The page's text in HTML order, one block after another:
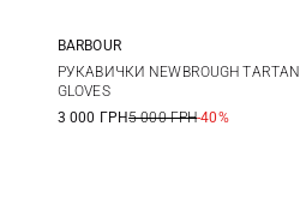
S M L
BARBOUR
РУКАВИЧКИ NEWBROUGH TARTAN
GLOVES
3 000 ГРН5 000 ГРН-40%